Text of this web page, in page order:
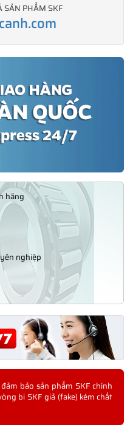
SẢN PHẨM SKF
hãng
nghiệp
bảo sản phẩm SKF chính
bi SKF giả (fake) kém chất